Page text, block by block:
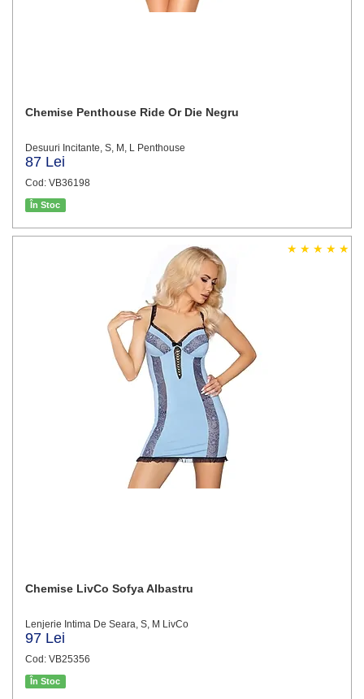
Chemise Penthouse Ride Or Die Negru
Desuuri Incitante, S, M, L Penthouse
87 Lei
Cod: VB36198
În Stoc
Chemise LivCo Sofya Albastru
Lenjerie Intima De Seara, S, M LivCo
97 Lei
Cod: VB25356
În Stoc